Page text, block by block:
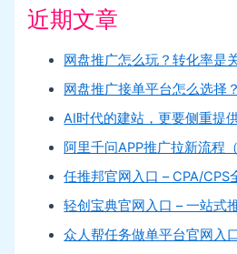
近期文章
网盘推广怎么玩？转化率是
网盘推广接单平台怎么选择？
AI时代的建站，更要侧重提
阿里千问APP推广拉新流程
任推邦官网入口 – CPA/CPS
轻创宝典官网入口 – 一站式
众人帮任务做单平台官网入